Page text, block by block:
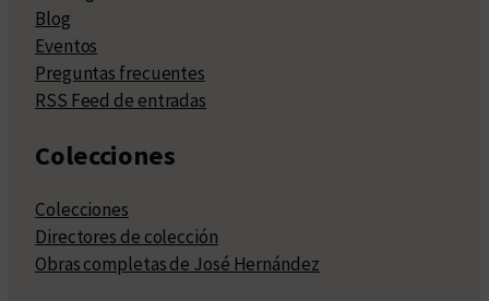
Blog
Eventos
Preguntas frecuentes
RSS Feed de entradas
Colecciones
Colecciones
Directores de colección
Obras completas de José Hernández